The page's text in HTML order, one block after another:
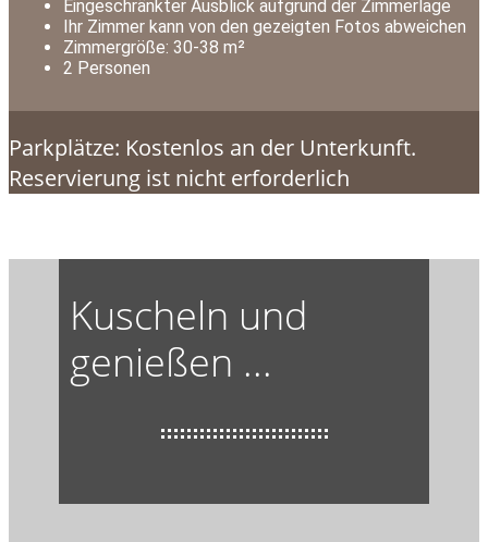
Eingeschränkter Ausblick aufgrund der Zimmerlage
Ihr Zimmer kann von den gezeigten Fotos abweichen
Zimmergröße: 30-38 m²
2 Personen
Parkplätze: Kostenlos an der Unterkunft.
Reservierung ist nicht erforderlich
Kuscheln und
genießen ...